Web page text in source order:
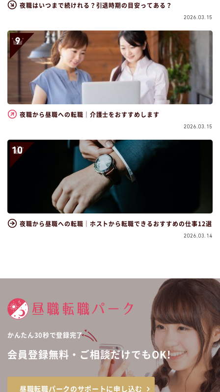
夜職はいつまで続けれる？引退時期の目安ってある？
2026.03.15
夜職から昼職への転職｜介護士をおすすめします
2026.03.15
夜職から昼職への転職｜ホストから転職できるおすすめの仕事12選
2026.03.14
かんたん30秒で登録完了
会員登録無料・ご相談だけでもOK!
昼職転職パークのサポートに申し込む